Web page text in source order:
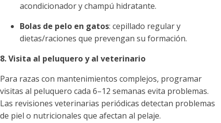
acondicionador y champú hidratante.
Bolas de pelo en gatos: cepillado regular y
dietas/raciones que prevengan su formación.
8. Visita al peluquero y al veterinario
Para razas con mantenimientos complejos, programar
visitas al peluquero cada 6–12 semanas evita problemas.
Las revisiones veterinarias periódicas detectan problemas
de piel o nutricionales que afectan al pelaje.